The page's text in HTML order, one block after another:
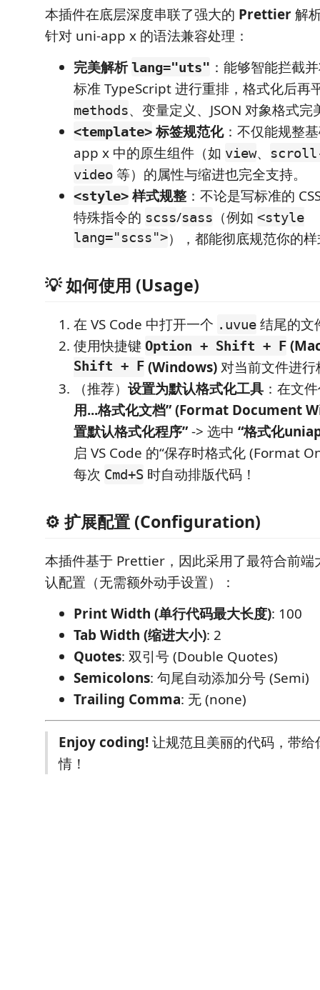
本插件在底层深度串联了强大的 Prettier解
针对 uni-app x 的语法兼容处理：
完美解析lang="uts" ：能够智能拦截
标准 TypeScript 进行重排，格式化后再
methods、变量定义、JSON 对象格式完
<template>标签规范化：不仅能规整
app x 中的原生组件（如 view、
video 等）的属性与缩进也完全支持。
<style> 样式规整 ：不论是写标准的
特殊指令的 scss/sass （例如 <style
lang="scss">），都能彻底规范你的
💡 如何使用 (Usage)
在 VS Code 中打开一个 .uvue 结尾的文
使用快捷键 Option + Shift + F
Shift + F(Windows)对当前文件进
（推荐） 设置为默认格式化工具 ：在文
用...格式化文档” (Format Document
置默认格式化程序”-> 选中 “格式化
启 VS Code 的“保存时格式化 (Format
每次 Cmd+S 时自动排版代码！
⚙️ 扩展配置 (Configuration)
本插件基于 Prettier，因此采用了最符合前端
认配置（无需额外动手设置）：
Print Width (单行代码最大长度): 100
Tab Width (缩进大小): 2
Quotes: 双引号 (Double Quotes)
Semicolons: 句尾自动添加分号 (Semi)
Trailing Comma: 无 (none)
Enjoy coding!让规范且美丽的代码，带
情！